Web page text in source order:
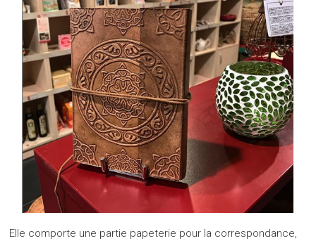
Elle comporte une partie papeterie pour la correspondance,